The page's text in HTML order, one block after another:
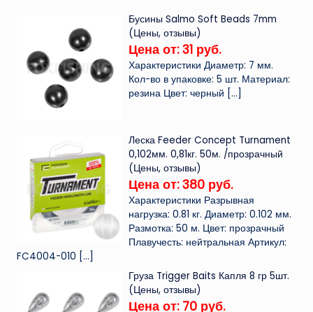
Бусины Salmo Soft Beads 7mm
(Цены, отзывы)
Цена от: 31 руб.
Характеристики Диаметр: 7 мм.
Кол-во в упаковке: 5 шт. Материал:
резина Цвет: черный […]
Леска Feeder Concept Turnament
0,102мм. 0,81кг. 50м. /прозрачный
(Цены, отзывы)
Цена от: 380 руб.
Характеристики Разрывная
нагрузка: 0.81 кг. Диаметр: 0.102 мм.
Размотка: 50 м. Цвет: прозрачный
Плавучесть: нейтральная Артикул:
FC4004-010 […]
Груза Trigger Baits Капля 8 гр 5шт.
(Цены, отзывы)
Цена от: 70 руб.